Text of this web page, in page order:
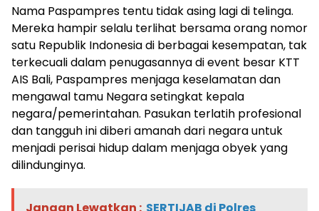
Nama Paspampres tentu tidak asing lagi di telinga.
Mereka hampir selalu terlihat bersama orang nomor
satu Republik Indonesia di berbagai kesempatan, tak
terkecuali dalam penugasannya di event besar KTT
AIS Bali, Paspampres menjaga keselamatan dan
mengawal tamu Negara setingkat kepala
negara/pemerintahan. Pasukan terlatih profesional
dan tangguh ini diberi amanah dari negara untuk
menjadi perisai hidup dalam menjaga obyek yang
dilindunginya.